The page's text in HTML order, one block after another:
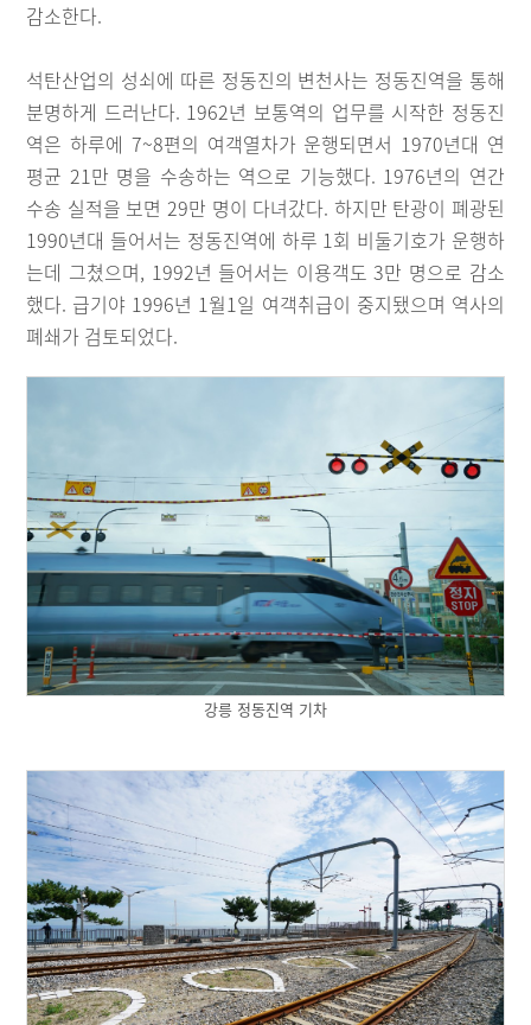
감소한다.
석탄산업의 성쇠에 따른 정동진의 변천사는 정동진역을 통해
분명하게 드러난다. 1962년 보통역의 업무를 시작한 정동진
역은 하루에 7~8편의 여객열차가 운행되면서 1970년대 연
평균 21만 명을 수송하는 역으로 기능했다. 1976년의 연간
수송 실적을 보면 29만 명이 다녀갔다. 하지만 탄광이 폐광된
1990년대 들어서는 정동진역에 하루 1회 비둘기호가 운행하
는데 그쳤으며, 1992년 들어서는 이용객도 3만 명으로 감소
했다. 급기야 1996년 1월1일 여객취급이 중지됐으며 역사의
폐쇄가 검토되었다.
강릉 정동진역 기차